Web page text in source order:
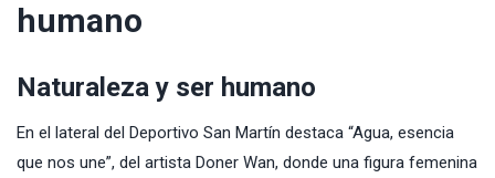
humano
Naturaleza y ser humano
En el lateral del Deportivo San Martín destaca “Agua, esencia
que nos une”, del artista Doner Wan, donde una figura femenina